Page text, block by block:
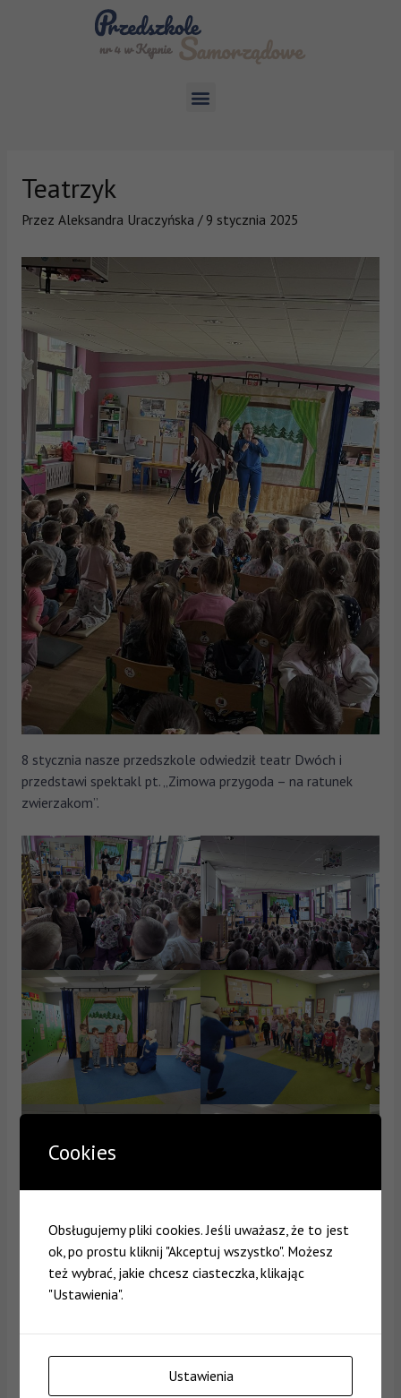
Teatrzyk
Przez Aleksandra Uraczyńska / 9 stycznia 2025
8 stycznia nasze przedszkole odwiedził teatr Dwóch i
przedstawi spektakl pt. „Zimowa przygoda – na ratunek
zwierzakom”.
Cookies
Obsługujemy pliki cookies. Jeśli uważasz, że to jest
ok, po prostu kliknij "Akceptuj wszystko". Możesz
też wybrać, jakie chcesz ciasteczka, klikając
"Ustawienia".
Ustawienia